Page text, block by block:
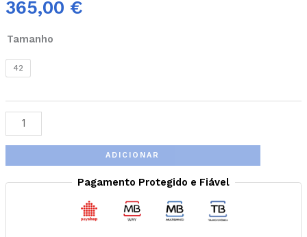
365,00 €
Tamanho
42
ADICIONAR
Pagamento Protegido e Fiável